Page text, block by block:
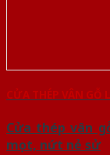
CỬA THÉP VÂN GỖ
Cửa thép vân
mọt, nứt nẻ sử